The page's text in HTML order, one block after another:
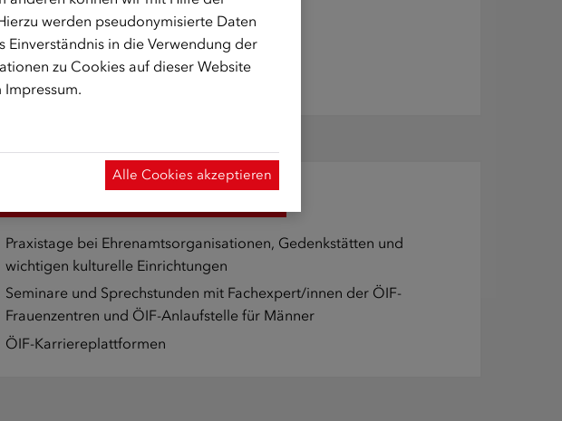
Umgangsformen und ein gutes Miteinander
Polizei und Sicherheit
Gegen Antisemitismus und Diskriminierung
Praxistage bei Ehrenamtsorganisationen, Gedenkstätten und
wichtigen kulturelle Einrichtungen
Seminare und Sprechstunden mit Fachexpert/innen der ÖIF-
Frauenzentren und ÖIF-Anlaufstelle für Männer
ÖIF-Karriereplattformen
werden pseudonymisierte Daten
Einverständnis in die Verwendung der
zu Cookies auf dieser Website
Impressum.
Alle Cookies akzeptieren